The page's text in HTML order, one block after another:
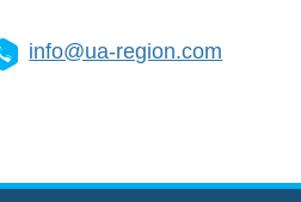
info@ua-region.com